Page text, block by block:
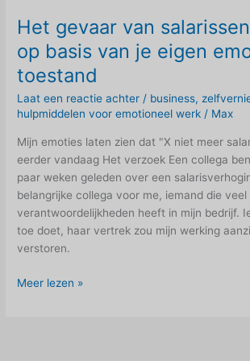
Het gevaar van
op basis van je eigen
toestand
Laat een reactie achter / business,
hulpmiddelen voor emotioneel werk / Max
Mijn emoties laten zien dat "X niet meer
eerder vandaag Het verzoek Een collega
paar weken geleden over een
belangrijke collega voor me, iemand die veel
verantwoordelijkheden heeft in mijn bedrijf.
toe doet, haar vertrek zou mijn werking
verstoren.
Het
Meer lezen »